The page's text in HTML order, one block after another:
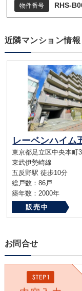
物件番号 RHS-
近隣マンション情報
東京都足立区中央本町
東武伊勢崎線
五反野駅 徒歩10分
総戸数：86戸
築年数：2000年
販売中
お問合せ